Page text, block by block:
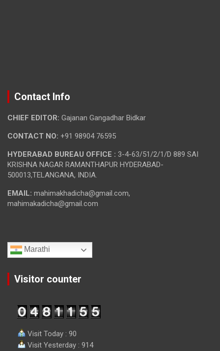
Contact Info
CHIEF EDITOR: Gajanan Gangadhar Bidkar
CONTACT NO: +91 98904 76595
HYDERABAD BUREAU OFFICE : 3-4-63/51/2/1/D 889 SAI
KRISHNA NAGAR RAMANTHAPUR HYDERABAD-
500013,TELANGANA, INDIA.
EMAIL: mahimakhadicha@gmail.com,
mahimakadicha@gmail.com
Marathi
Visitor counter
Visit Today : 90
Visit Yesterday : 914